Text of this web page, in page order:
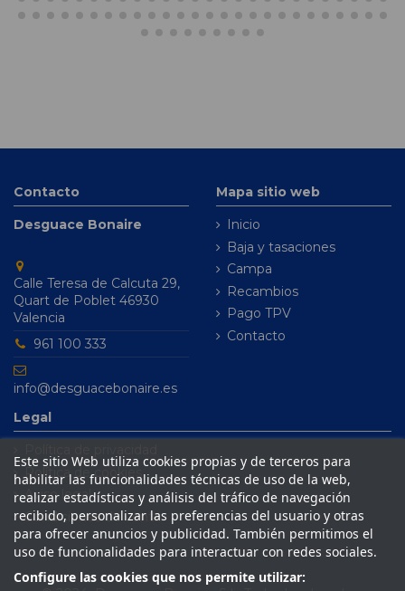
Contacto
Desguace Bonaire
Calle Teresa de Calcuta 29,
Quart de Poblet 46930
Valencia
961 100 333
info@desguacebonaire.es
Mapa sitio web
Inicio
Baja y tasaciones
Campa
Recambios
Pago TPV
Contacto
Legal
Política de cookies
Aviso legal
Condiciones de venta
Este sitio Web utiliza cookies propias y de terceros para
habilitar las funcionalidades técnicas de uso de la web,
realizar estadísticas y análisis del tráfico de navegación
recibido, personalizar las preferencias del usuario y otras
para ofrecer anuncios y publicidad. También permitimos el
uso de funcionalidades para interactuar con redes sociales.
Configure las cookies que nos permite utilizar: